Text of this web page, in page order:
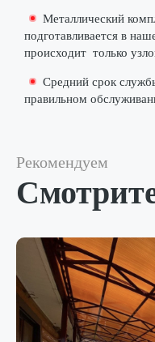
Металлический
подготавливается в
происходит только
Средний срок
правильном
Рекомендуем